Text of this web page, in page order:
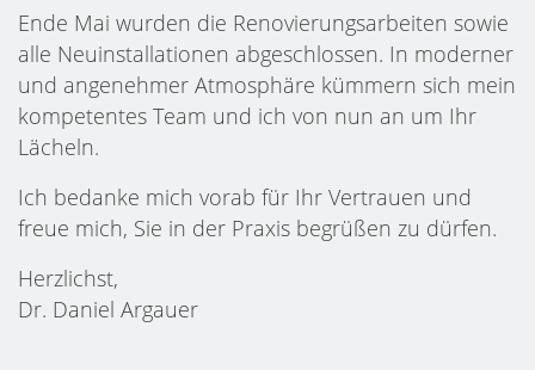
Ende Mai wurden die Renovierungsarbeiten sowie
alle Neuinstallationen abgeschlossen. In moderner
und angenehmer Atmosphäre kümmern sich mein
kompetentes Team und ich von nun an um Ihr
Lächeln.
Ich bedanke mich vorab für Ihr Vertrauen und
freue mich, Sie in der Praxis begrüßen zu dürfen.
Herzlichst,
Dr. Daniel Argauer